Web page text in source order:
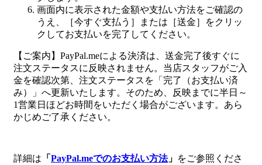
画面内に表示された金額や支払い方法をご確認の
うえ、［今すぐ支払う］または［送金］をクリッ
クしてお支払いを完了してください。
【ご案内】PayPal.meによる決済は、送金完了後すぐに
注文ステータスに反映されません。当店スタッフがご入
金を確認次第、注文ステータスを「完了（お支払い済
み）」へ更新いたします。そのため、反映までに半日～
1営業日ほどお時間をいただく場合がございます。あら
かじめご了承ください。
詳細は 「 PayPal.meでのお支払い方法」 をご参照くださ